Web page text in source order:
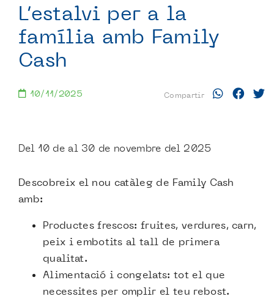
L’estalvi per a la
família amb Family
Cash
10/11/2025 Compartir
Del 10 de al 30 de novembre del 2025
Descobreix el nou catàleg de Family Cash
amb:
Productes frescos: fruites, verdures, carn,
peix i embotits al tall de primera
qualitat.
Alimentació i congelats: tot el que
necessites per omplir el teu rebost.